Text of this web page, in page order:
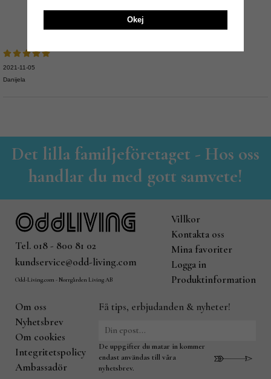
Recensioner
2021-11-05
Danijela
Det lilla familjeföretaget - Hos oss
handlar du med gott samvete!
Tel. 018 - 800 81 02
kundservice@odd-living.com
Odd-Living.com - Norrgården Living AB
Villkor
Kontakta oss
Mina favoriter
Logga in
Produktinformation
Om oss
Nyhetsbrev
Om cookies
Integritetspolicy
Ambassadör
Få tips, erbjudanden & nyheter!
De uppgifter du matar in kommer
endast användas till våra
nyhetsbrev.
Okej